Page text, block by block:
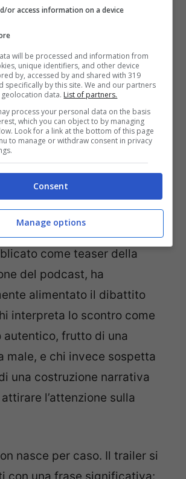
o strategia per
la puntata?
come teaser della
del podcast, ha
alimentato il dibattito
interpreta lo scontro come
autentico, frutto di una
male, e chi invece sospetta
una costruzione narrativa
l’attenzione sulla
nasce per caso. Il trailer si
or access information on a device
will be processed and information from
unique identifiers, and other device
by, accessed by and shared with 319
specifically by this site. We and our partners
data. List of partners.
process your personal data on the basis
which you can object to by managing
Look for a link at the bottom of this page
to manage or withdraw consent in privacy
Consent
Manage options